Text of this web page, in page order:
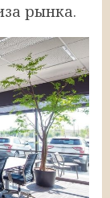
рынка.